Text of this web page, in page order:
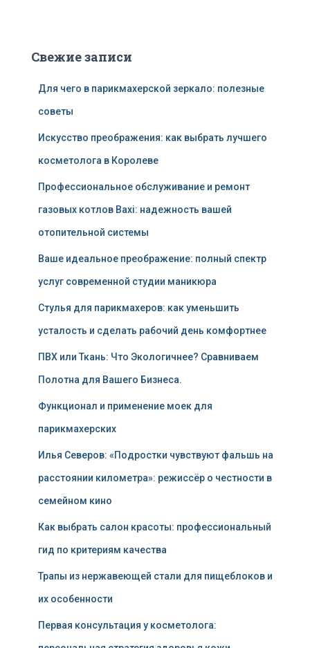
Свежие записи
Для чего в парикмахерской зеркало: полезные
советы
Искусство преображения: как выбрать лучшего
косметолога в Королеве
Профессиональное обслуживание и ремонт
газовых котлов Baxi: надежность вашей
отопительной системы
Ваше идеальное преображение: полный спектр
услуг современной студии маникюра
Стулья для парикмахеров: как уменьшить
усталость и сделать рабочий день комфортнее
ПВХ или Ткань: Что Экологичнее? Сравниваем
Полотна для Вашего Бизнеса.
Функционал и применение моек для
парикмахерских
Илья Северов: «Подростки чувствуют фальшь на
расстоянии километра»: режиссёр о честности в
семейном кино
Как выбрать салон красоты: профессиональный
гид по критериям качества
Трапы из нержавеющей стали для пищеблоков и
их особенности
Первая консультация у косметолога: